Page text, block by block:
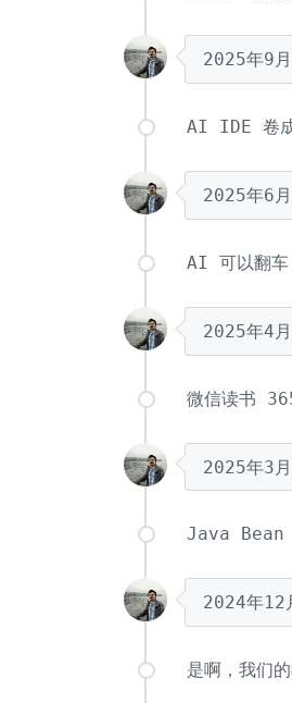
2025年9月
AI IDE 卷
2025年6月
AI 可以翻车
2025年4月
微信读书
2025年3月
Java
2024年12
是啊，我们